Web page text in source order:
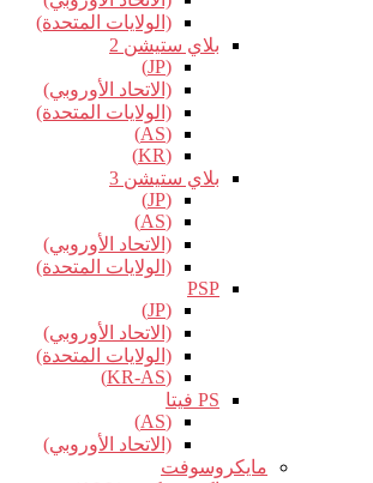
(الولايات المتحدة)
بلاي ستيشن 2
(JP)
(الاتحاد الأوروبي)
(الولايات المتحدة)
(AS)
(KR)
بلاي ستيشن 3
(JP)
(AS)
(الاتحاد الأوروبي)
(الولايات المتحدة)
PSP
(JP)
(الاتحاد الأوروبي)
(الولايات المتحدة)
(KR-AS)
PS فيتا
(AS)
(الاتحاد الأوروبي)
مايكروسوفت